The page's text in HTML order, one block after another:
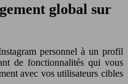
global sur
personnel à un profil
de fonctionnalités qui vous
avec vos utilisateurs cibles